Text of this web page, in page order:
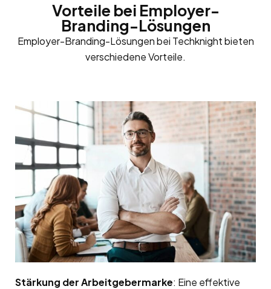
Vorteile bei Employer-
Branding-Lösungen
Employer-Branding-Lösungen bei Techknight bieten
verschiedene Vorteile.
Stärkung der Arbeitgebermarke: Eine effektive